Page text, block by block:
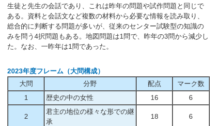
生徒と先生の会話であり、これは昨年の問題や試作問題と同じで
ある。資料と会話文など複数の材料から必要な情報を読み取り、
総合的に判断する問題が多いが、従来のセンター試験型の知識の
みを問う4択問題もある。地図問題は1問で、昨年の3問から減少し
た。なお、一昨年は1問であった。
2023年度フレーム（大問構成）
大問
分野 配点
マーク数
1
歴史の中の女性 16 6
2
君主の地位の様々な形での継
承
18 6